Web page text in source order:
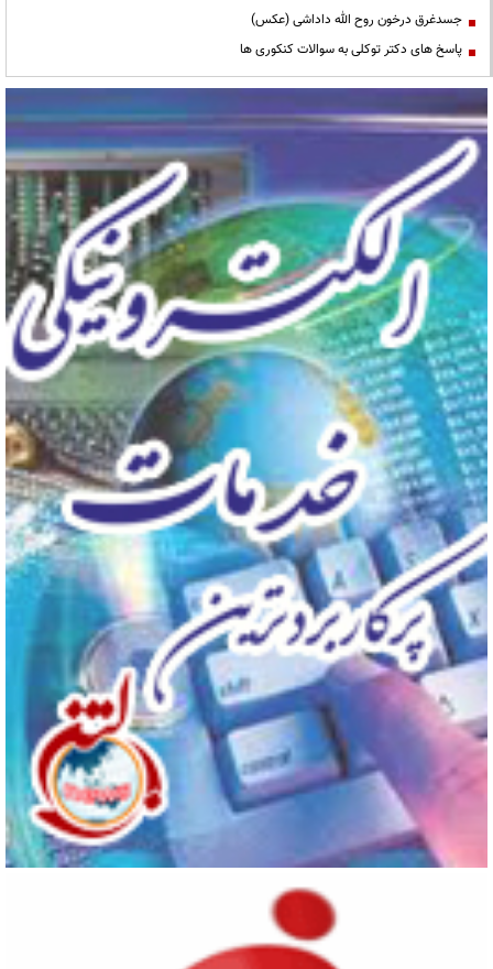
جسدغرق درخون روح الله داداشی (عکس)
پاسخ های دکتر توکلی به سوالات کنکوری ها